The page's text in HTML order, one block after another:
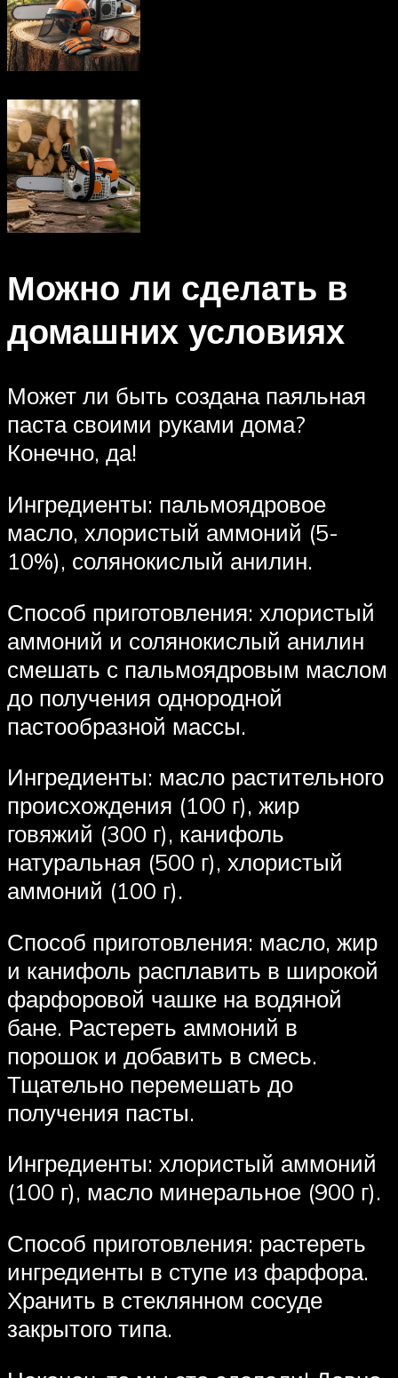
Можно ли сделать в
домашних условиях
Может ли быть создана паяльная
паста своими руками дома?
Конечно, да!
Ингредиенты: пальмоядровое
масло, хлористый аммоний (5-
10%), солянокислый анилин.
Способ приготовления: хлористый
аммоний и солянокислый анилин
смешать с пальмоядровым маслом
до получения однородной
пастообразной массы.
Ингредиенты: масло растительного
происхождения (100 г), жир
говяжий (300 г), канифоль
натуральная (500 г), хлористый
аммоний (100 г).
Способ приготовления: масло, жир
и канифоль расплавить в широкой
фарфоровой чашке на водяной
бане. Растереть аммоний в
порошок и добавить в смесь.
Тщательно перемешать до
получения пасты.
Ингредиенты: хлористый аммоний
(100 г), масло минеральное (900 г).
Способ приготовления: растереть
ингредиенты в ступе из фарфора.
Хранить в стеклянном сосуде
закрытого типа.